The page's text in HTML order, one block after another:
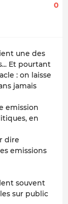
0
une des
Et pourtant
: on laisse
jamais
emission
en
dire
emissions
souvent
sur public